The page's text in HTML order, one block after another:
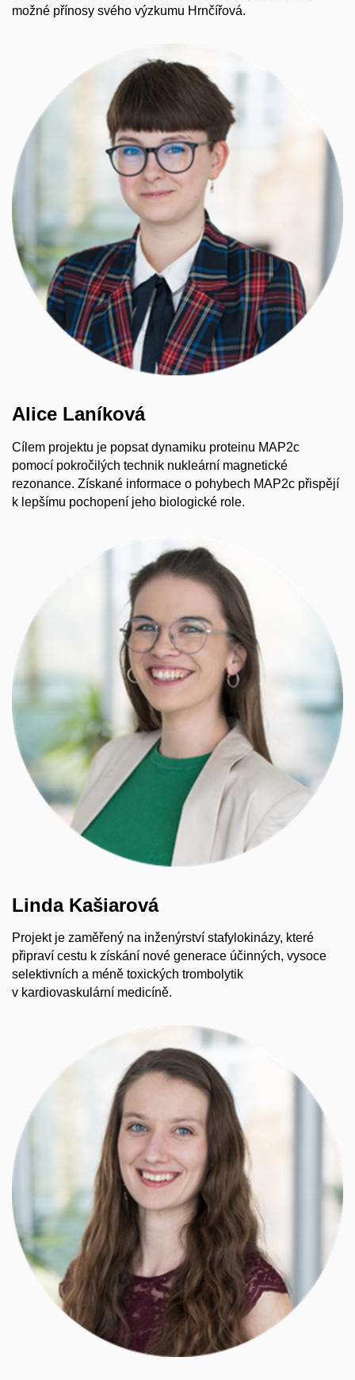
možné přínosy svého výzkumu Hrnčířová.
Alice Laníková
Cílem projektu je popsat dynamiku proteinu MAP2c
pomocí pokročilých technik nukleární magnetické
rezonance. Získané informace o pohybech MAP2c přispějí
k lepšímu pochopení jeho biologické role.
Linda Kašiarová
Projekt je zaměřený na inženýrství stafylokinázy, které
připraví cestu k získání nové generace účinných, vysoce
selektivních a méně toxických trombolytik
v kardiovaskulární medicíně.